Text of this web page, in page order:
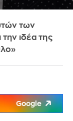
των
ιδέα της
Google